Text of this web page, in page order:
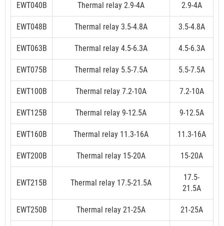
EWT040B Thermal relay 2.9-4A 2.9-4A
EWT048B Thermal relay 3.5-4.8A 3.5-4.8A
EWT063B Thermal relay 4.5-6.3A 4.5-6.3A
EWT075B Thermal relay 5.5-7.5A 5.5-7.5A
EWT100B Thermal relay 7.2-10A 7.2-10A
EWT125B Thermal relay 9-12.5A 9-12.5A
EWT160B Thermal relay 11.3-16A 11.3-16A
EWT200B Thermal relay 15-20A 15-20A
EWT215B Thermal relay 17.5-21.5A
17.5-
21.5A
EWT250B Thermal relay 21-25A 21-25A